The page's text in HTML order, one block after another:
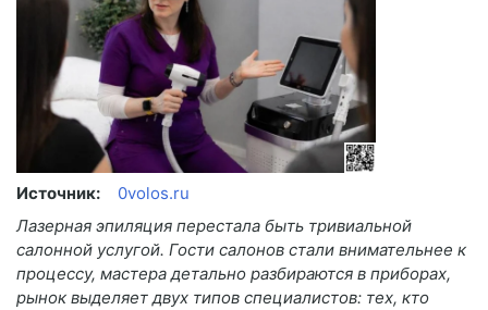
Источник:
0volos.ru
Лазерная эпиляция перестала быть тривиальной
салонной услугой. Гости салонов стали внимательнее к
процессу, мастера детально разбираются в приборах,
рынок выделяет двух типов специалистов: тех, кто